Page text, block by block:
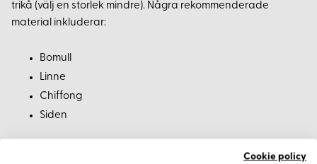
trikå (välj en storlek mindre). Några rekommenderade
material inkluderar:
Bomull
Linne
Chiffong
Siden
Aktuella Sömnadstrender 2023Cookie policy